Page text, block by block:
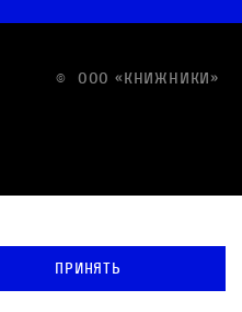
© OOO «КНИЖНИКИ»
персональных
cookie
Принять